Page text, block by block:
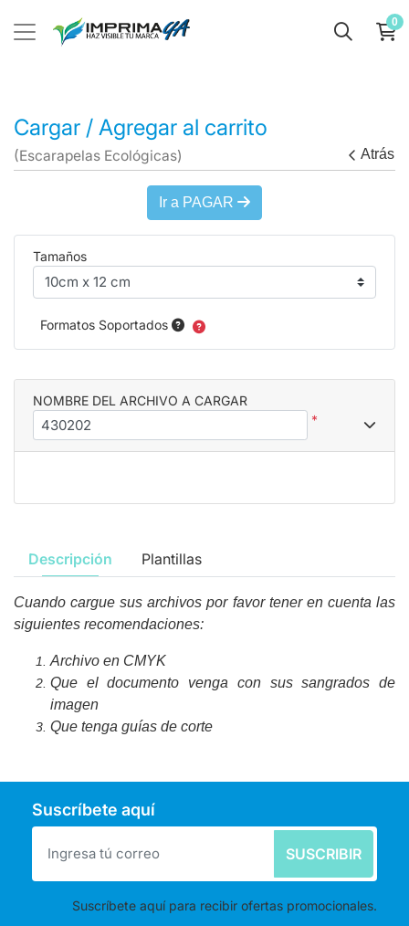
0
Cargar / Agregar al carrito
(Escarapelas Ecológicas) Atrás
Descripción Plantillas
Cuando cargue sus archivos por favor tener en cuenta las
siguientes recomendaciones:
Archivo en CMYK
Que el documento venga con sus sangrados de
imagen
Que tenga guías de corte
Ir a PAGAR
Tamaños
Formatos Soportados
NOMBRE DEL ARCHIVO A CARGAR
*
Suscríbete aquí
SUSCRIBIR
Suscríbete aquí para recibir ofertas promocionales.